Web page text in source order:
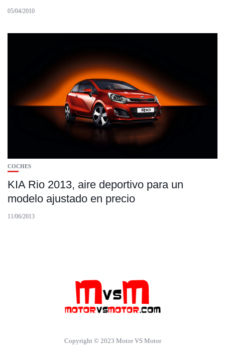
05/04/2010
COCHES
KIA Rio 2013, aire deportivo para un
modelo ajustado en precio
11/06/2013
Copyright © 2023 Motor VS Motor